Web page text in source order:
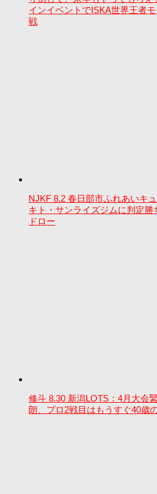
インイベントでISKA世界王者
戦
NJKF 8.2 春日部市ふれあいキ
キト・サンライズジムに判定
ドロー
修斗 8.30 新潟LOTS：4月大会
朗、プロ2戦目はもうすぐ40歳